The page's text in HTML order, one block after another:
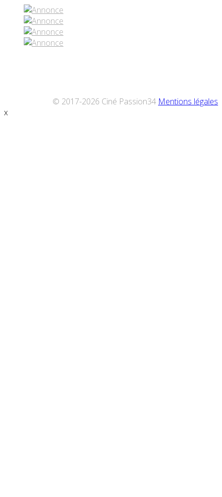
© 2017-2026 Ciné Passion34 Mentions légales
x